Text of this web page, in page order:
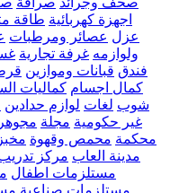
اجهزة كهربائية طاقة
عزل عصائر ومرطبات
ولوازمه غرفة تجارية
فندق قبانات وموازين
كمال اجسام كماليات
شوب لغات لوازم حدادين
غير حكومية مجلة
محكمة محمص وقهوة مخبز
مدينة العاب مركز
مستلزمات اطفال
مستلزمات صناعية